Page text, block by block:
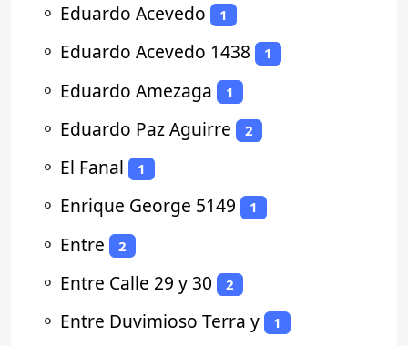
⚬ Eduardo Acevedo 1
⚬ Eduardo Acevedo 1438 1
⚬ Eduardo Amezaga 1
⚬ Eduardo Paz Aguirre 2
⚬ El Fanal 1
⚬ Enrique George 5149 1
⚬ Entre 2
⚬ Entre Calle 29 y 30 2
⚬ Entre Duvimioso Terra y 1